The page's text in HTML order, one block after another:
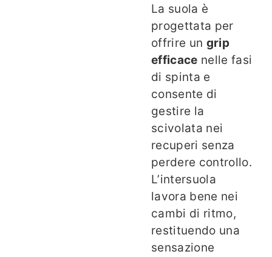
La suola è
progettata per
offrire un grip
efficace nelle fasi
di spinta e
consente di
gestire la
scivolata nei
recuperi senza
perdere controllo.
L’intersuola
lavora bene nei
cambi di ritmo,
restituendo una
sensazione